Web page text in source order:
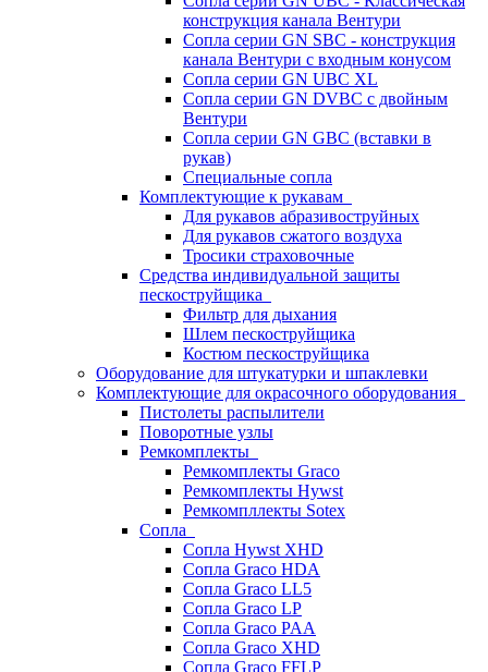
конструкция канала Вентури
Сопла серии GN SBC - конструкция
канала Вентури c входным конусом
Сопла серии GN UBC XL
Сопла серии GN DVBC с двойным
Вентури
Сопла серии GN GBC (вставки в
рукав)
Специальные сопла
Комплектующие к рукавам
Для рукавов абразивоструйных
Для рукавов сжатого воздуха
Тросики страховочные
Средства индивидуальной защиты
пескоструйщика
Фильтр для дыхания
Шлем пескоструйщика
Костюм пескоструйщика
Оборудование для штукатурки и шпаклевки
Комплектующие для окрасочного оборудования
Пистолеты распылители
Поворотные узлы
Ремкомплекты
Ремкомплекты Graco
Ремкомплекты Hywst
Ремкомпллекты Sotex
Сопла
Сопла Hywst XHD
Сопла Graco HDA
Сопла Graco LL5
Сопла Graco LP
Сопла Graco PAA
Сопла Graco XHD
Сопла Graco FFLP